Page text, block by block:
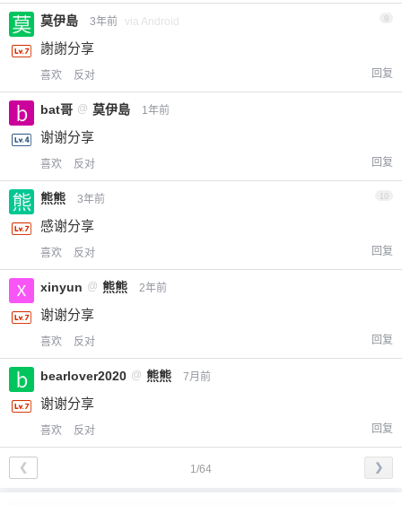
莫伊島 3年前 via Android 9
謝謝分享
喜欢 反对 回复
bat哥 @ 莫伊島 1年前
谢谢分享
喜欢 反对 回复
熊熊 3年前
感谢分享
喜欢 反对 回复
xinyun @ 熊熊 2年前
谢谢分享
喜欢 反对 回复
bearlover2020 @ 熊熊 7月前
谢谢分享
喜欢 反对 回复
1/64
❮ ❯